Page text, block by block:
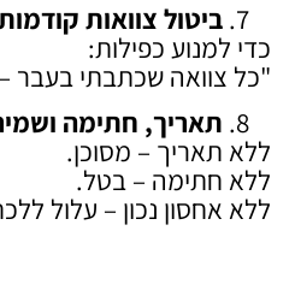
ביטול צוואות
כדי למנוע כפילות:
"כל צוואה שכתבתי בעבר
תאריך, חתימה
ללא תאריך – מסוכן.
ללא חתימה – בטל.
ללא אחסון נכון – עלול